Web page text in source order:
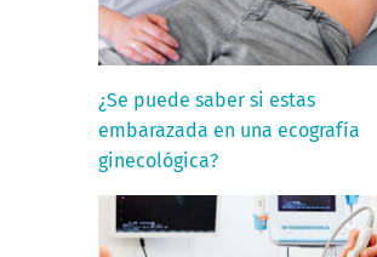
¿Se puede saber si estas
embarazada en una ecografía
ginecológica?